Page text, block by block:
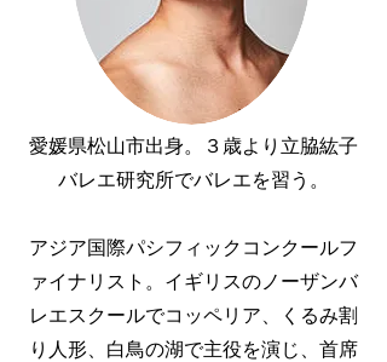
愛媛県松山市出身。３歳より立脇紘子
バレエ研究所でバレエを習う。
アジア国際パシフィックコンクールフ
ァイナリスト。イギリスのノーザンバ
レエスクールでコッペリア、くるみ割
り人形、白鳥の湖で主役を演じ、首席